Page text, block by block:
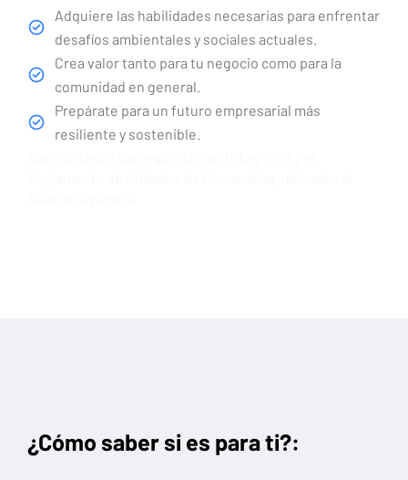
Adquiere las habilidades necesarias para enfrentar
desafíos ambientales y sociales actuales.
Crea valor tanto para tu negocio como para la
comunidad en general.
Prepárate para un futuro empresarial más
resiliente y sostenible.
¿Cómo saber si es para ti?: